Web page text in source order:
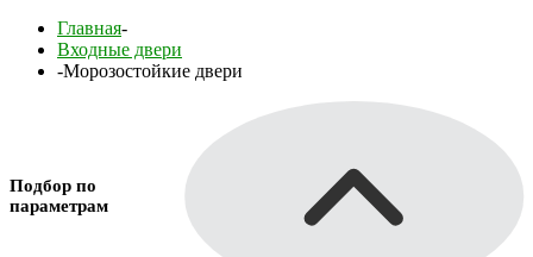
Главная-
Входные двери
-Морозостойкие двери
Подбор по
параметрам